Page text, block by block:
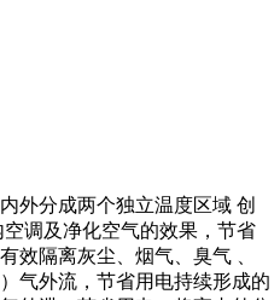
外分成两个独立温度区域 创
调及净化空气的效果，节省
效隔离灰尘、烟气、臭气 、
气外流，节省用电持续形成的